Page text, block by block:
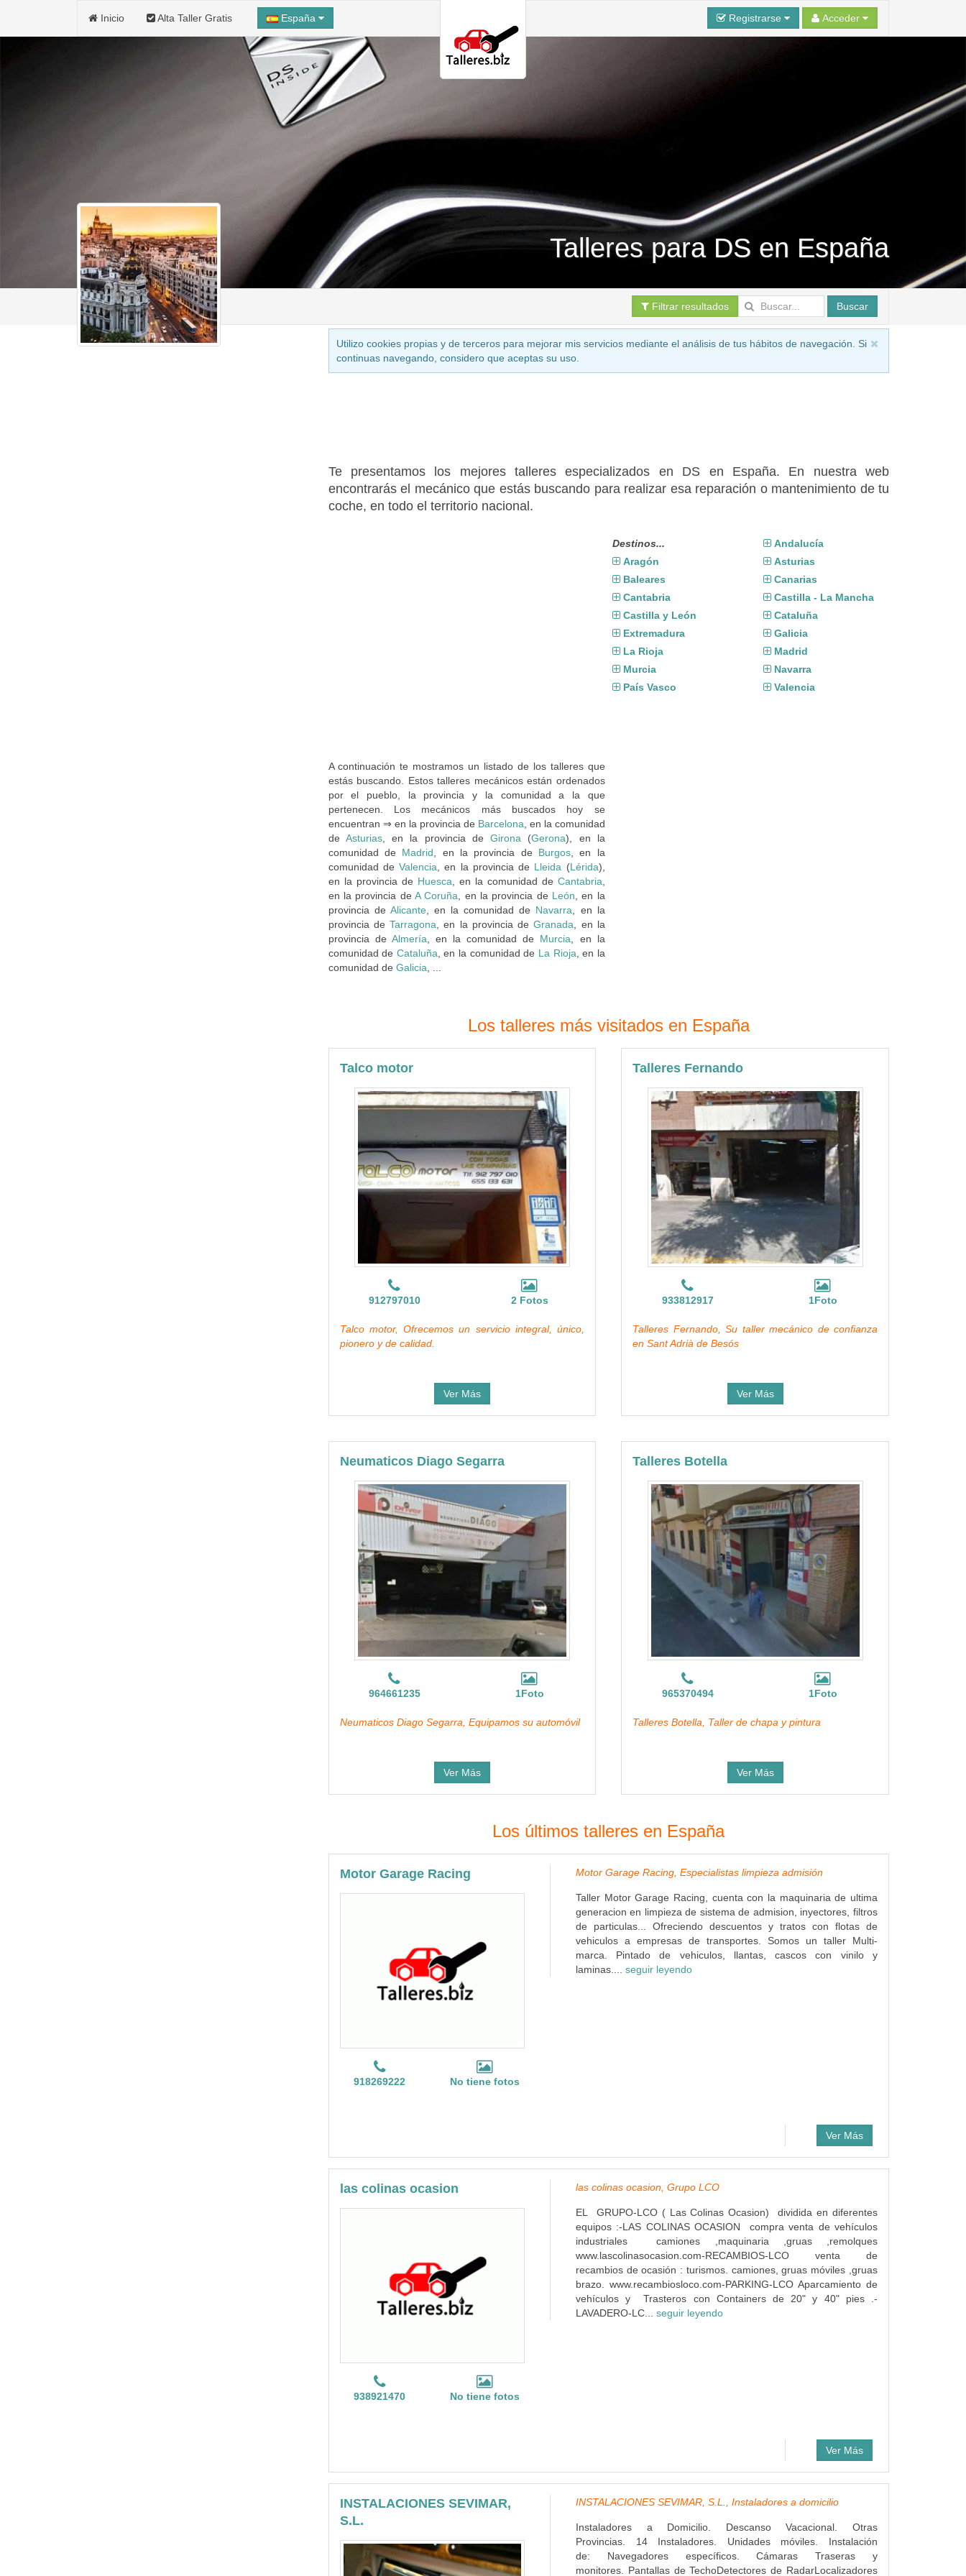
Inicio Alta Taller Gratis España Registrarse Acceder
Talleres para DS en España
Filtrar resultados Buscar
Utilizo cookies propias y de terceros para mejorar mis servicios mediante el análisis de tus hábitos de navegación. Si
continuas navegando, considero que aceptas su uso.
Te presentamos los mejores talleres especializados en DS en España. En nuestra web
encontrarás el mecánico que estás buscando para realizar esa reparación o mantenimiento de tu
coche, en todo el territorio nacional.
Destinos...
Andalucía
Aragón
Asturias
Baleares
Canarias
Cantabria
Castilla - La Mancha
Castilla y León
Cataluña
Extremadura
Galicia
La Rioja
Madrid
Murcia
Navarra
País Vasco
Valencia
A continuación te mostramos un listado de los talleres que
estás buscando. Estos talleres mecánicos están ordenados
por el pueblo, la provincia y la comunidad a la que
pertenecen. Los mecánicos más buscados hoy se
encuentran ⇒ en la provincia de Barcelona , en la comunidad
de Asturias, en la provincia de Girona (Gerona), en la
comunidad de Madrid , en la provincia de Burgos , en la
comunidad deValencia , en la provincia de Lleida (Lérida),
en la provincia de Huesca , en la comunidad de Cantabria
en la provincia de A Coruña , en la provincia de León , en la
provincia de Alicante, en la comunidad de Navarra , en la
provincia de Tarragona , en la provincia deGranada , en la
provincia de Almería , en la comunidad de Murcia , en la
comunidad de Cataluña , en la comunidad de La Rioja , en la
comunidad de Galicia
Los talleres más visitados en España
Talco motor
912797010 2 Fotos
Talco motor, Ofrecemos un servicio integral, único,
pionero y de calidad.
Ver Más
Talleres Fernando
933812917 1Foto
Talleres Fernando, Su taller mecánico de confianza
en Sant Adrià de Besós
Ver Más
Neumaticos Diago Segarra
964661235 1Foto
Neumaticos Diago Segarra, Equipamos su automóvil
Ver Más
Talleres Botella
965370494 1Foto
Talleres Botella, Taller de chapa y pintura
Ver Más
Los últimos talleres en España
Motor Garage Racing
918269222 No tiene fotos
Motor Garage Racing, Especialistas limpieza admisión
Taller Motor Garage Racing, cuenta con la maquinaria de ultima
generacion en limpieza de sistema de admision, inyectores, filtros
de particulas... Ofreciendo descuentos y tratos con flotas de
vehiculos a empresas de transportes. Somos un taller Multi-
marca. Pintado de vehiculos, llantas, cascos con vinilo y
laminas.... seguir leyendo
Ver Más
las colinas ocasion
938921470 No tiene fotos
las colinas ocasion, Grupo LCO
EL GRUPO-LCO ( Las Colinas Ocasion) dividida en diferentes
equipos :-LAS COLINAS OCASION compra venta de vehículos
industriales camiones ,maquinaria ,gruas ,remolques
www.lascolinasocasion.com-RECAMBIOS-LCO venta de
recambios de ocasión : turismos. camiones, gruas móviles ,gruas
brazo. www.recambiosloco.com-PARKING-LCO Aparcamiento de
vehículos y Trasteros con Containers de 20" y 40" pies .-
LAVADERO-LC... seguir leyendo
Ver Más
INSTALACIONES SEVIMAR,
S.L.
INSTALACIONES SEVIMAR, S.L., Instaladores a domicilio
Instaladores a Domicilio. Descanso Vacacional. Otras
Provincias. 14 Instaladores. Unidades móviles. Instalación
de: Navegadores específicos. Cámaras Traseras y
monitores. Pantallas de TechoDetectores de RadarLocalizadores